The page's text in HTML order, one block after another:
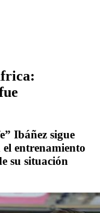
Ibáñez sigue
entrenamiento
su situación